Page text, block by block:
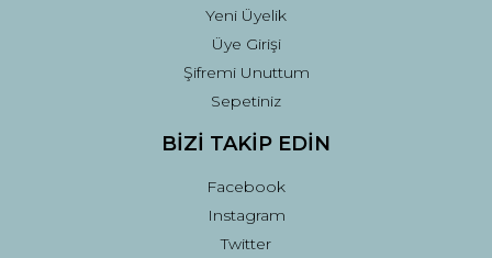
Yeni Üyelik
Üye Girişi
Şifremi Unuttum
Sepetiniz
BİZİ TAKİP EDİN
Facebook
Instagram
Twitter